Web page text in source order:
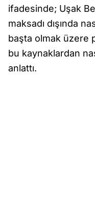
ifadesinde; Uşak
maksadı dışında
başta olmak üzere
bu kaynaklardan
anlattı.